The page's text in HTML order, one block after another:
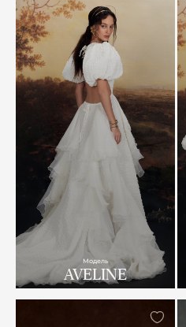
Модель
AVELINE